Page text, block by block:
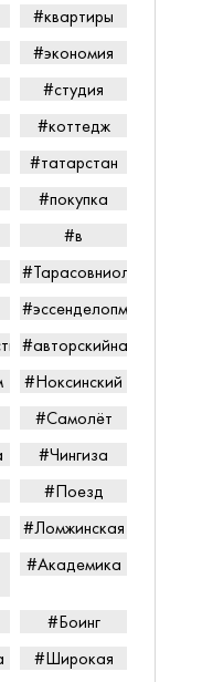
#квартиры
#экономия
#студия
#коттедж
#татарстан
#покупка
#в
#эссенделопмент
#авторскийнадзор
#Ноксинский
#Самолёт
#Чингиза
#Поезд
#Ломжинская
#Академика
#Боинг
#Широкая